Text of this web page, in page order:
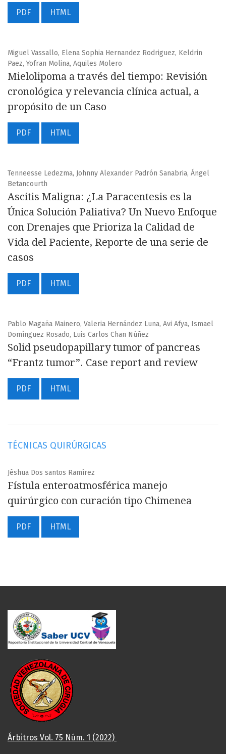
PDF HTML
Miguel Vassallo, Elena Sophia Hernandez Rodriguez, Keldrin
Paez, Yofran Molina, Aquiles Molero
Mielolipoma a través del tiempo: Revisión
cronológica y relevancia clínica actual, a
propósito de un Caso
PDF HTML
Tenneesse Ledezma, Johnny Alexander Padrón Sanabria, Ángel
Betancourth
Ascitis Maligna: ¿La Paracentesis es la
Única Solución Paliativa? Un Nuevo Enfoque
con Drenajes que Prioriza la Calidad de
Vida del Paciente, Reporte de una serie de
casos
PDF HTML
Pablo Magaña Mainero, Valeria Hernández Luna, Avi Afya, Ismael
Domínguez Rosado, Luis Carlos Chan Núñez
Solid pseudopapillary tumor of pancreas
“Frantz tumor”. Case report and review
PDF HTML
TÉCNICAS QUIRÚRGICAS
Jéshua Dos santos Ramírez
Fístula enteroatmosférica manejo
quirúrgico con curación tipo Chimenea
PDF HTML
Árbitros Vol. 75 Núm. 1 (2022)